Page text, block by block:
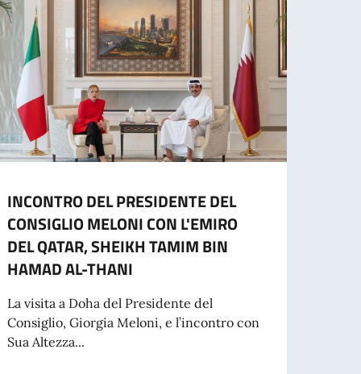
INCONTRO DEL PRESIDENTE DEL
CONSIGLIO MELONI CON L'EMIRO
DEL QATAR, SHEIKH TAMIM BIN
HAMAD AL-THANI
La visita a Doha del Presidente del
Consiglio, Giorgia Meloni, e l’incontro con
Sua Altezza...